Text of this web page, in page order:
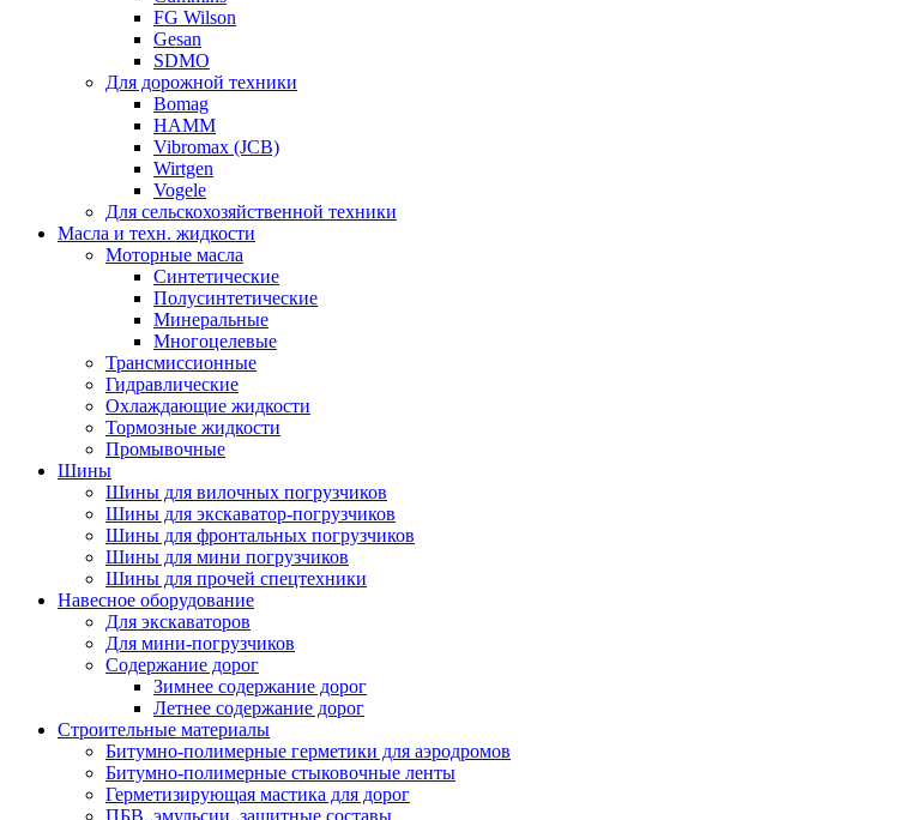
FG Wilson
Gesan
SDMO
Для дорожной техники
Bomag
HAMM
Vibromax (JCB)
Wirtgen
Vogele
Для сельскохозяйственной техники
Масла и техн. жидкости
Моторные масла
Синтетические
Полусинтетические
Минеральные
Многоцелевые
Трансмиссионные
Гидравлические
Охлаждающие жидкости
Тормозные жидкости
Промывочные
Шины
Шины для вилочных погрузчиков
Шины для экскаватор-погрузчиков
Шины для фронтальных погрузчиков
Шины для мини погрузчиков
Шины для прочей спецтехники
Навесное оборудование
Для экскаваторов
Для мини-погрузчиков
Содержание дорог
Зимнее содержание дорог
Летнее содержание дорог
Строительные материалы
Битумно-полимерные герметики для аэродромов
Битумно-полимерные стыковочные ленты
Герметизирующая мастика для дорог
ПБВ, эмульсии, защитные составы